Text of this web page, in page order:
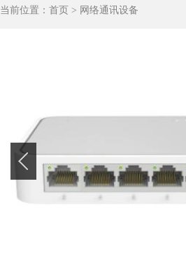
当前位置： 首页 > 网络通讯设备